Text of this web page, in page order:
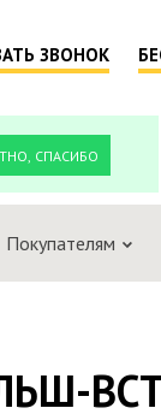
ЗВОНОК
СПАСИБО
Покупателям